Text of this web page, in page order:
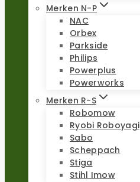
Merken N-P
NAC
Orbex
Parkside
Philips
Powerplus
Powerworks
Merken R-S
Robomow
Ryobi Roboyagi
Sabo
Scheppach
Stiga
Stihl Imow